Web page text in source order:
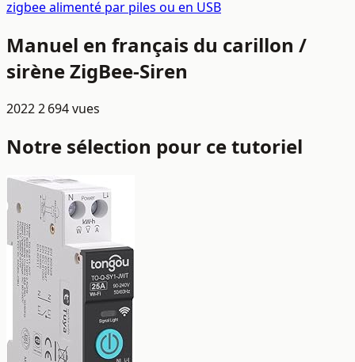
zigbee alimenté par piles ou en USB
Manuel en français du carillon /
sirène ZigBee-Siren
20222 694 vues
Notre sélection pour ce tutoriel